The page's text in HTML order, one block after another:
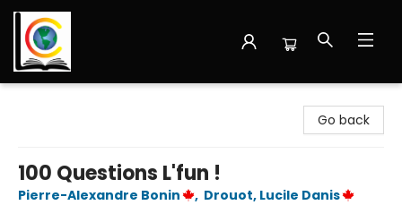
Go back
100 Questions L'fun !
Pierre-Alexandre Bonin , Drouot, Lucile Danis